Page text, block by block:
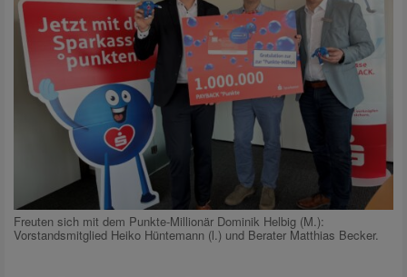
Freuten sich mit dem Punkte-Millionär Dominik Helbig (M.):
Vorstandsmitglied Heiko Hüntemann (l.) und Berater Matthias Becker.